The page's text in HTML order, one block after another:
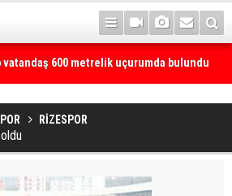
vatandaş 600 metrelik uçurumda bulundu
RİZESPOR